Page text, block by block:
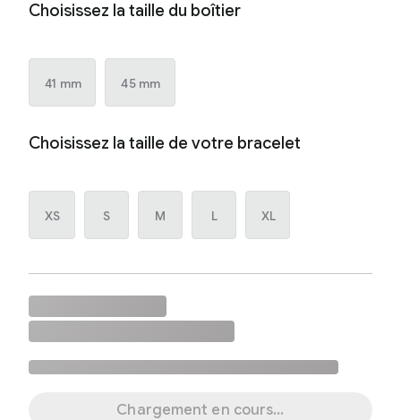
Choisissez la taille du boîtier
41 mm 45 mm
Choisissez la taille de votre bracelet
XS S M L XL
Chargement en cours...